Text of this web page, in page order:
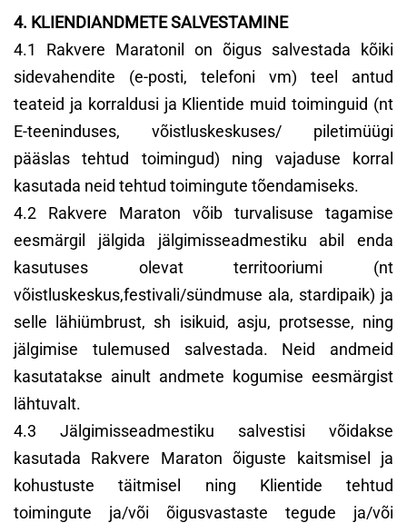
4. KLIENDIANDMETE SALVESTAMINE
4.1 Rakvere Maratonil on õigus salvestada kõiki
sidevahendite (e-posti, telefoni vm) teel antud
teateid ja korraldusi ja Klientide muid toiminguid (nt
E-teeninduses, võistluskeskuses/ piletimüügi
pääslas tehtud toimingud) ning vajaduse korral
kasutada neid tehtud toimingute tõendamiseks.
4.2 Rakvere Maraton võib turvalisuse tagamise
eesmärgil jälgida jälgimisseadmestiku abil enda
kasutuses olevat territooriumi (nt
võistluskeskus,festivali/sündmuse ala, stardipaik) ja
selle lähiümbrust, sh isikuid, asju, protsesse, ning
jälgimise tulemused salvestada. Neid andmeid
kasutatakse ainult andmete kogumise eesmärgist
lähtuvalt.
4.3 Jälgimisseadmestiku salvestisi võidakse
kasutada Rakvere Maraton õiguste kaitsmisel ja
kohustuste täitmisel ning Klientide tehtud
toimingute ja/või õigusvastaste tegude ja/või